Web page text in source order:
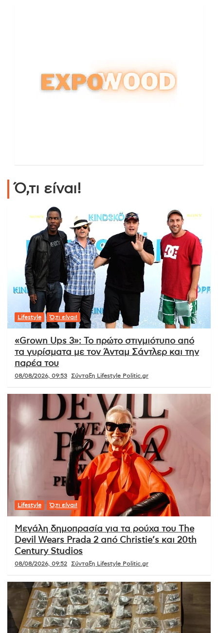
Ό,τι είναι!
Lifestyle Ό,τι είναι!
«Grown Ups 3»: Το πρώτο στιγμιότυπο από
τα γυρίσματα με τον Άνταμ Σάντλερ και την
παρέα του
08/08/2026, 09:53 Σύνταξη Lifestyle Politic.gr
Lifestyle Ό,τι είναι!
Μεγάλη δημοπρασία για τα ρούχα του The
Devil Wears Prada 2 από Christie’s και 20th
Century Studios
08/08/2026, 09:52 Σύνταξη Lifestyle Politic.gr